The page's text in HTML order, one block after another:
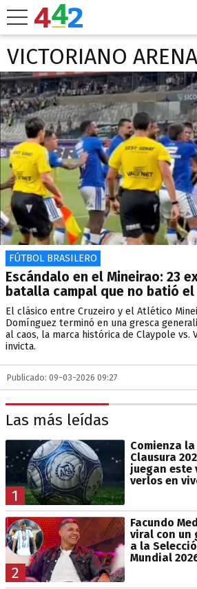
VICTORIANO
FÚTBOL BRASILERO
Escándalo en el Mineirao: 23
batalla campal que no batió
El clásico entre Cruzeiro y el Atlético
Domínguez terminó en una gresca
al caos, la marca histórica de Claypole vs.
invicta.
Publicado: 09-03-2026 09:27
Las más leídas
1
Comienza
Clausura
juegan este
verlos en
2
Facundo
viral con un
a la
Mundial